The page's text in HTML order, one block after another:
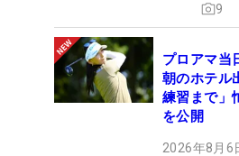
9
プロアマ当
朝のホテル
練習まで」
を公開
2026年8月6